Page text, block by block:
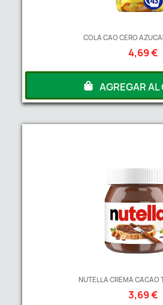
COLA CAO CERO
4,69 €
AGREGAR AL
NUTELLA CREMA CACAO
3,69 €